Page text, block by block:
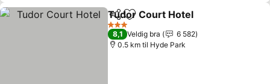
Del Legg til i favoritter
Tudor Court Hotel
3 Stjerner
8,1 Veldig bra
6 582
0.5 km til Hyde Park